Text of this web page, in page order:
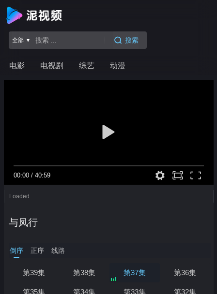
电影 电视剧 综艺 动漫
全部 ▾ 搜索
00:00/ 40:59
Loaded.
与凤行
倒序 正序 线路
第39集 第38集 第37集 第36集
第35集 第34集 第33集 第32集